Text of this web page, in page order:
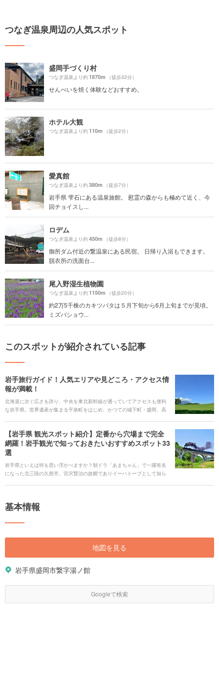
つなぎ温泉周辺の人気スポット
盛岡手づくり村
つなぎ温泉より約1870m （徒歩32分）
せんべいを焼く体験などおすすめ。
ホテル大観
つなぎ温泉より約110m （徒歩2分）
愛真館
つなぎ温泉より約380m （徒歩7分）
岩手県 雫石にある温泉旅館。 慰霊の森からも極めて近く、今
回チョイスし...
ロデム
つなぎ温泉より約450m （徒歩8分）
御所ダム付近の繋温泉にある民宿。 日帰り入浴もできます。
脱衣所の洗面台...
尾入野湿生植物園
つなぎ温泉より約1150m （徒歩20分）
約2万5千株のカキツバタは５月下旬から6月上旬までが見頃。
ミズバショウ...
このスポットが紹介されている記事
岩手旅行ガイド！人気エリアや見どころ・アクセス情
報が満載！
北海道に次ぐ広さを誇り、中央を東北新幹線が通っていてアクセスも便利
な岩手県。世界遺産が集まる平泉町をはじめ、かつての城下町・盛岡、高
岸の海岸線など、それぞれのエリアで違った楽しみや感動が待っていま
す。 岩手旅行の見どころや見逃せない人気の観光スポット、豊かな岩手グ
ルメ、アクセス情報、ホテルまで、まとめてご紹介します。
【岩手県 観光スポット紹介】定番から穴場まで完全
網羅！岩手観光で知っておきたいおすすめスポット33
選
岩手県といえば何を思い浮かべますか？朝ドラ「あまちゃん」で一躍有名
になった北三陸の久慈市。宮沢賢治の故郷でありイーハトーブとして知ら
折々の美しい絶景スポットや岩手でしかできない体験スポットなど岩手県
基本情報
地図を見る
岩手県盛岡市繋字湯ノ館
Googleで検索